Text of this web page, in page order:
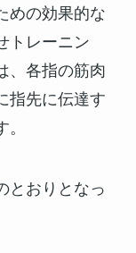
めの効果的な
トレーニン
、各指の筋肉
指先に伝達す
とおりとなっ